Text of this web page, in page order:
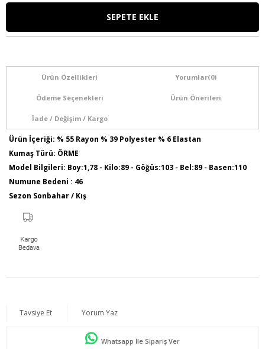
Ürün Özellikleri Yorumlar(0)
Ödeme Seçenekleri Ürün Önerileri
İade / Değişim / Kargo
Ürün İçeriği: % 55 Rayon % 39 Polyester % 6 Elastan
Kumaş Türü: ÖRME
Model Bilgileri: Boy:1,78 - Kilo:89 - Göğüs:103 - Bel:89 - Basen:110
Numune Bedeni : 46
Sezon Sonbahar / Kış
Tavsiye Et Yorum Yaz
Whatsapp İle Sipariş Ver